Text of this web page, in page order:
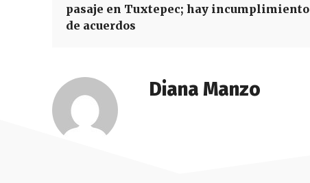
pasaje en Tuxtepec; hay incumplimiento
de acuerdos
Diana Manzo